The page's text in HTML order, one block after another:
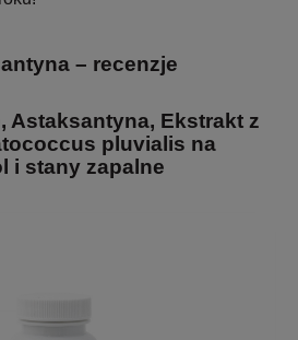
– recenzje
Astaksantyna, Ekstrakt z
pluvialis na
i stany zapalne